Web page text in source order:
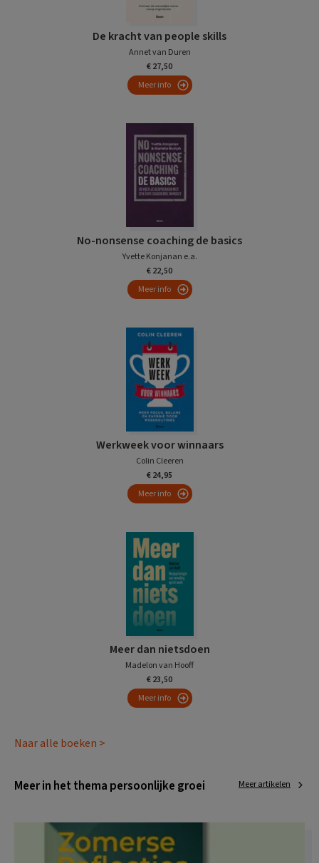
De kracht van people skills
Annet van Duren
€ 27,50
Meer info
No-nonsense coaching de basics
Yvette Konjanan e.a.
€ 22,50
Meer info
Werkweek voor winnaars
Colin Cleeren
€ 24,95
Meer info
Meer dan nietsdoen
Madelon van Hooff
€ 23,50
Meer info
Naar alle boeken >
Meer in het thema persoonlijke groei Meer artikelen